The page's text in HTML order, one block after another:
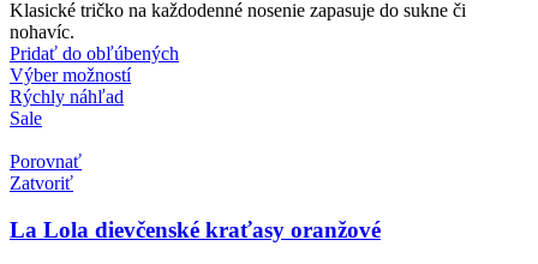
Klasické tričko na každodenné nosenie zapasuje do sukne či
nohavíc.
Pridať do obľúbených
Výber možností
Rýchly náhľad
Sale
Porovnať
Zatvoriť
La Lola dievčenské kraťasy oranžové